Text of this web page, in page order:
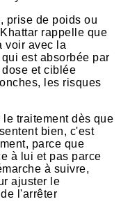
prise de poids ou
rappelle que
voir avec la
est absorbée par
et ciblée
les risques
traitement dès que
bien, c'est
parce que
à lui et pas parce
à suivre,
ajuster le
l'arrêter